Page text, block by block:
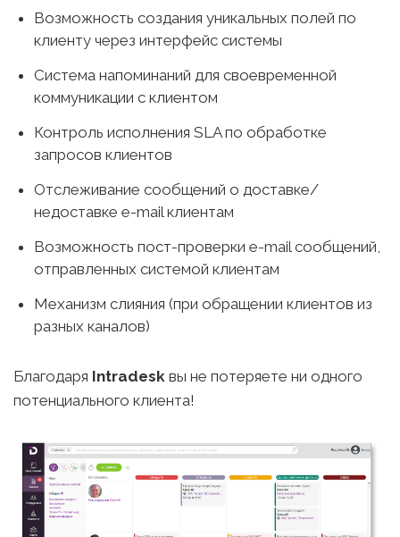
Возможность создания уникальных полей по
клиенту через интерфейс системы
Система напоминаний для своевременной
коммуникации с клиентом
Контроль исполнения SLA по обработке
запросов клиентов
Отслеживание сообщений о доставке/
недоставке e-mail клиентам
Возможность пост-проверки e-mail сообщений,
отправленных системой клиентам
Механизм слияния (при обращении клиентов из
разных каналов)
Благодаря Intradesk вы не потеряете ни одного
потенциального клиента!